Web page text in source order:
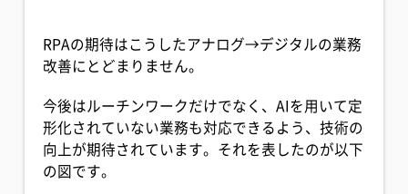
RPAの期待はこうしたアナログ→デジタルの業務
改善にとどまりません。
今後はルーチンワークだけでなく、AIを用いて定
形化されていない業務も対応できるよう、技術の
向上が期待されています。それを表したのが以下
の図です。